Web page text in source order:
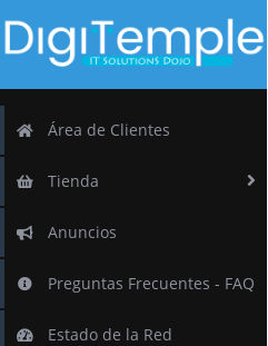
Área de Clientes
Tienda
Anuncios
Preguntas Frecuentes - FAQ
Estado de la Red